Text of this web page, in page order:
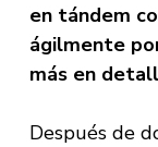
en tándem
ágilmente
más en
Después de